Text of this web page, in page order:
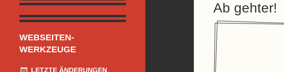
WEBSEITEN-
WERKZEUGE
LETZTE ÄNDERUNGEN
Ab gehter!